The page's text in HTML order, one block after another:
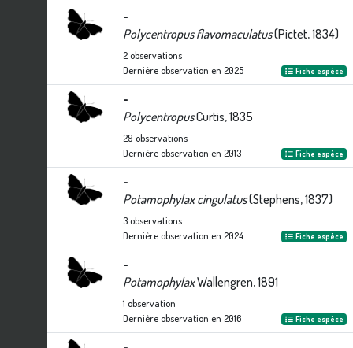
-
Polycentropus flavomaculatus(Pictet, 1834)
2observations
Dernière observation en 2025 Fiche espèce
-
PolycentropusCurtis, 1835
29 observations
Dernière observation en 2013 Fiche espèce
-
Potamophylax cingulatus(Stephens, 1837)
3observations
Dernière observation en 2024 Fiche espèce
-
PotamophylaxWallengren, 1891
1 observation
Dernière observation en 2016 Fiche espèce